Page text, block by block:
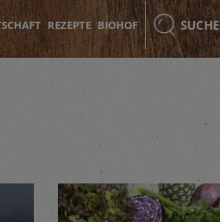
REZEPTE BIOHOF SUCHE